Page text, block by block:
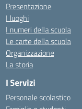
Presentazione
I luoghi
I numeri della scuola
Le carte della scuola
Organizzazione
La storia
I Servizi
Personale scolastico